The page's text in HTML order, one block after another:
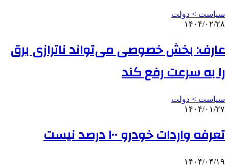
سیاست > دولت
۱۴۰۴/۰۲/۲۸
عارف: بخش خصوصی می‌تواند ناترازی برق
را به سرعت رفع کند
سیاست > دولت
۱۴۰۴/۰۱/۲۷
تعرفه واردات خودرو ۱۰۰ درصد نیست
۱۴۰۴/۰۴/۱۹